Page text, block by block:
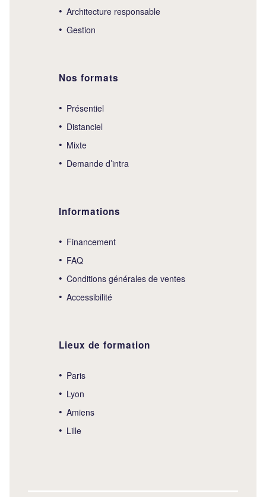
Architecture responsable
Gestion
Nos formats
Présentiel
Distanciel
Mixte
Demande d’intra
Informations
Financement
FAQ
Conditions générales de ventes
Accessibilité
Lieux de formation
Paris
Lyon
Amiens
Lille